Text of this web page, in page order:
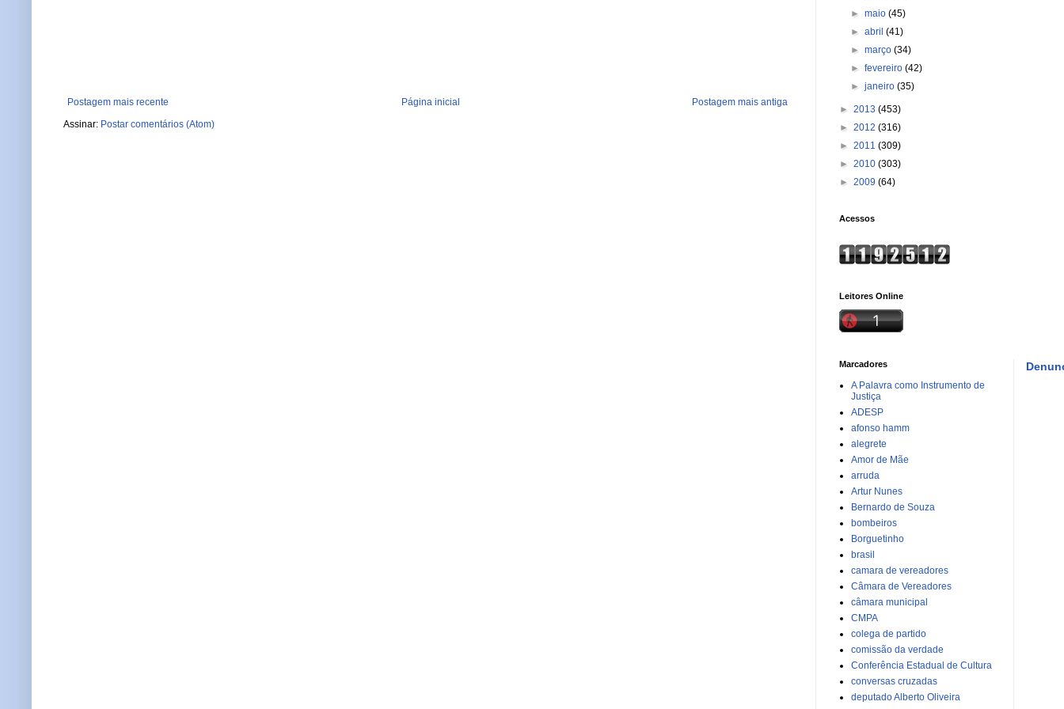
Postagem mais recente Postagem mais antiga
Página inicial
Assinar: Postar comentários (Atom)
►maio(45)
►abril(41)
►março(34)
►fevereiro(42)
►janeiro(35)
► 2013 (453)
► 2012 (316)
► 2011 (309)
► 2010 (303)
► 2009 (64)
Acessos
Leitores Online
Marcadores
A Palavra como Instrumento de
Justiça
ADESP
afonso hamm
alegrete
Amor de Mãe
arruda
Artur Nunes
Bernardo de Souza
bombeiros
Borguetinho
brasil
camara de vereadores
Câmara de Vereadores
câmara municipal
CMPA
colega de partido
comissão da verdade
Conferência Estadual de Cultura
conversas cruzadas
deputado Alberto Oliveira